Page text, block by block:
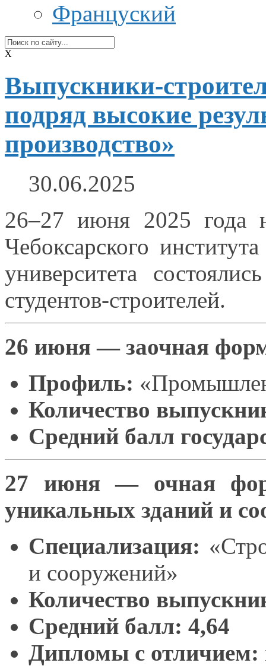
Француский
X
Выпускники-
подряд высокие
производство»
30.06.2025
26–27 июня 2025 года
Чебоксарского
университета
студентов-строителей.
26 июня — заочная
Профиль:
Количество
Средний балл
27 июня — очная
уникальных зданий и
Специализация:
и сооружений»
Количество
Средний балл: 4,64
Дипломы с отличием: